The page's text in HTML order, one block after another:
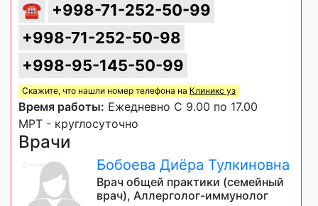
☎
+998-71-252-50-99
+998-71-252-50-98
+998-95-145-50-99
Скажите, что нашли номер телефона на Клиникс уз
Время работы: Ежедневно С 9.00 по 17.00
МРТ - круглосуточно
Врачи
Бобоева Диёра Тулкиновна
Врач общей практики (семейный
врач), Аллерголог-иммунолог